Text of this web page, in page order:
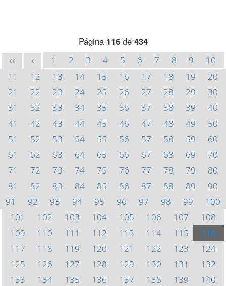
Página 116de 434
<< < 1 2 3 4 5 6 7 8 9
10
11
12 13 14 15 16 17 18 19
20
21
22 23 24 25 26 27 28 29
30
31
32 33 34 35 36 37 38 39
40
41
42 43 44 45 46 47 48 49
50
51
52 53 54 55 56 57 58 59
60
61
62 63 64 65 66 67 68 69
70
71
72 73 74 75 76 77 78 79
80
81
82 83 84 85 86 87 88 89
90
91
92 93 94 95 96 97 98 99
100
101
102 103 104 105 106 107
108
109
110 111 112 113 114 115
116
117
118 119 120 121 122 123
124
125
126 127 128 129 130 131
132
133
134 135 136 137 138 139
140